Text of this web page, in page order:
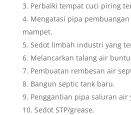
Perbaiki tempat cuci piring
Mengatasi pipa
mampet.
Sedot limbah industri yang
Melancarkan talang air
Pembuatan rembesan air
Bangun septic tank baru.
Penggantian pipa saluran air
Sedot STP/grease.